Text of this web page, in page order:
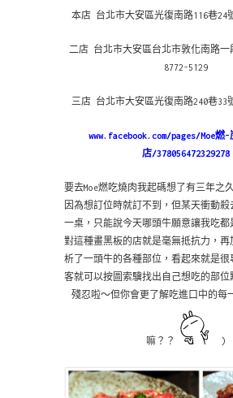
本店 台北市大安區光復南路116巷24
二店 台北市大安區台北市敦化南路一
8772-5129
三店 台北市大安區光復南路240巷33
www.facebook.com/pages/Moe燃
店/378056472329278
要去Moe燃吃燒肉我起碼想了有三年之
因為想訂位時就訂不到，但某天衝動殺
一桌，只能說今天哪頭牛願意讓我吃都
對這種畫黑板的店就是毫無抵抗力，再
析了一頭牛的各種部位，看起來就是很
客就可以按圖索驥找出自己想吃的部位
殘忍啦～但你會更了解吃進口中的每
嘛？？ )